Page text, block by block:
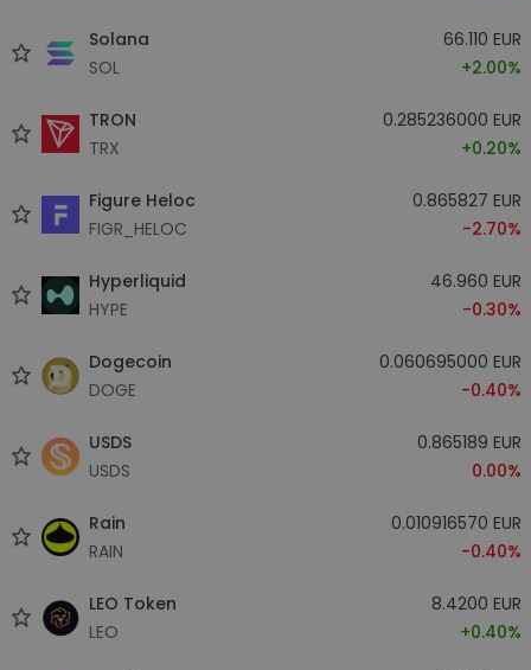
Solana
SOL
66.110 EUR
+2.00%
TRON
TRX
0.285236000 EUR
+0.20%
Figure Heloc
FIGR_HELOC
0.865827 EUR
-2.70%
Hyperliquid
HYPE
46.960 EUR
-0.30%
Dogecoin
DOGE
0.060695000 EUR
-0.40%
USDS
USDS
0.865189 EUR
0.00%
Rain
RAIN
0.010916570 EUR
-0.40%
LEO Token
LEO
8.4200 EUR
+0.40%